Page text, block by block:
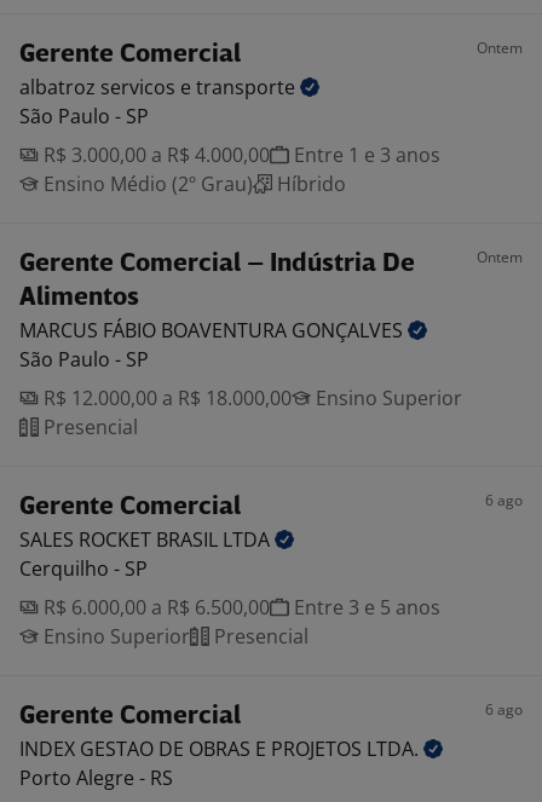
Gerente Comercial Ontem
albatroz servicos e transporte
São Paulo - SP
R$ 3.000,00 a R$ 4.000,00
Entre 1 e 3 anos
Ensino Médio (2º Grau)
Híbrido
Gerente Comercial – Indústria De
Alimentos
Ontem
MARCUS FÁBIO BOAVENTURA GONÇALVES
São Paulo - SP
R$ 12.000,00 a R$ 18.000,00
Ensino Superior
Presencial
Gerente Comercial 6 ago
SALES ROCKET BRASIL LTDA
Cerquilho - SP
R$ 6.000,00 a R$ 6.500,00
Entre 3 e 5 anos
Ensino Superior
Presencial
Gerente Comercial 6 ago
INDEX GESTAO DE OBRAS E PROJETOS LTDA.
Porto Alegre - RS